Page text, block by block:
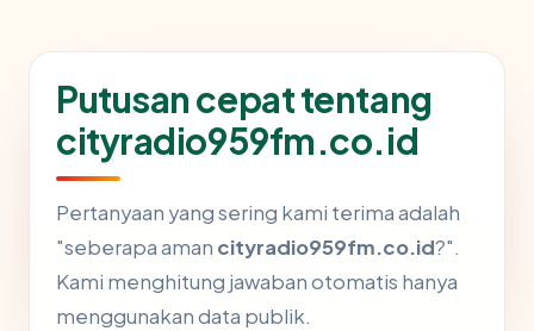
Putusan cepat tentang
cityradio959fm.co.id
Pertanyaan yang sering kami terima adalah
"seberapa aman cityradio959fm.co.id?".
Kami menghitung jawaban otomatis hanya
menggunakan data publik.